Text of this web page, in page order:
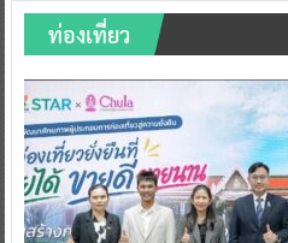
ท่องเที่ยว